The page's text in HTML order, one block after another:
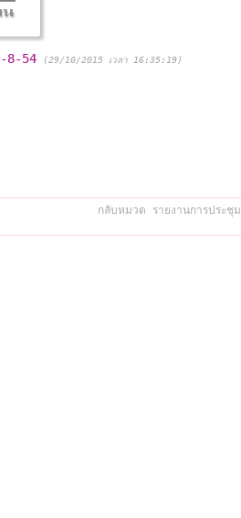
8-54 (29/10/2015 เวลา 16:35:19)
กลับหมวด รายงานการประชุม